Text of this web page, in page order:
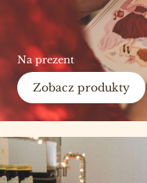
Na prezent
Zobacz produkty